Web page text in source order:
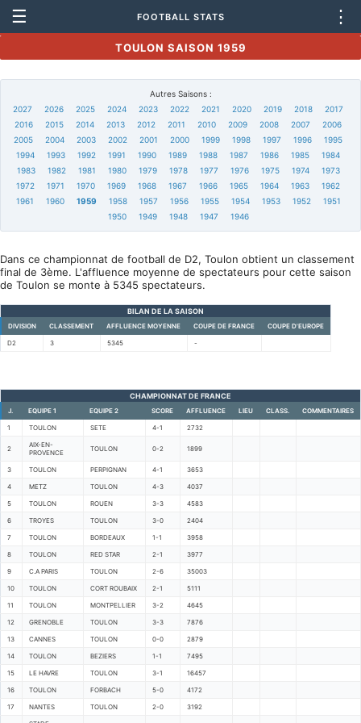
☰ FOOTBALL STATS ⋮
TOULON SAISON 1959
Autres Saisons :
2027
2026 2025 2024 2023 2022 2021 2020 2019 2018
2017
2016
2015 2014 2013 2012 2011 2010 2009 2008 2007
2006
2005
2004 2003 2002 2001 2000 1999 1998 1997 1996
1995
1994
1993 1992 1991 1990 1989 1988 1987 1986 1985
1984
1983
1982 1981 1980 1979 1978 1977 1976 1975 1974
1973
1972
1971 1970 1969 1968 1967 1966 1965 1964 1963
1962
1961
1960 1959 1958 1957 1956 1955 1954 1953 1952
1951
1950
1949 1948 1947 1946
Dans ce championnat de football de D2, Toulon obtient un classement
final de 3ème. L'affluence moyenne de spectateurs pour cette saison
de Toulon se monte à 5345 spectateurs.
BILAN DE LA SAISON
DIVISION CLASSEMENT AFFLUENCE MOYENNE COUPE DE FRANCE COUPE D'EUROPE
D2 3 5345 -
CHAMPIONNAT DE FRANCE
J. EQUIPE 1 EQUIPE 2 SCORE AFFLUENCE LIEU CLASS. COMMENTAIRES
1 TOULON SETE 4-1 2732
2
AIX-EN-
PROVENCE
TOULON 0-2 1899
3 TOULON PERPIGNAN 4-1 3653
4 METZ TOULON 4-3 4037
5 TOULON ROUEN 3-3 4583
6 TROYES TOULON 3-0 2404
7 TOULON BORDEAUX 1-1 3958
8 TOULON RED STAR 2-1 3977
9 C.A PARIS TOULON 2-6 35003
10 TOULON CORT ROUBAIX 2-1 5111
11 TOULON MONTPELLIER 3-2 4645
12 GRENOBLE TOULON 3-3 7876
13 CANNES TOULON 0-0 2879
14 TOULON BEZIERS 1-1 7495
15 LE HAVRE TOULON 3-1 16457
16 TOULON FORBACH 5-0 4172
17 NANTES TOULON 2-0 3192